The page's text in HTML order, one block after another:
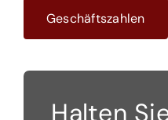
Geschäftszahlen
Halten